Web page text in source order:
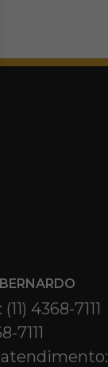
4368-7111
7111